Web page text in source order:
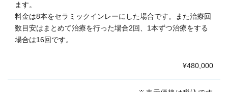
ます。
料金は8本をセラミックインレーにした場合です。また治療回
数目安はまとめて治療を行った場合2回、1本ずつ治療をする
場合は16回です。
¥480,000